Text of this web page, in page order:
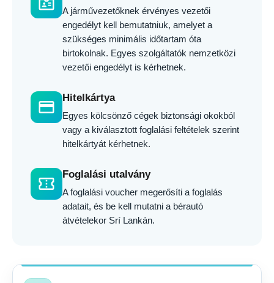
A járművezetőknek érvényes vezetői
engedélyt kell bemutatniuk, amelyet a
szükséges minimális időtartam óta
birtokolnak. Egyes szolgáltatók nemzetközi
vezetői engedélyt is kérhetnek.
credit_card
Hitelkártya
Egyes kölcsönző cégek biztonsági okokból
vagy a kiválasztott foglalási feltételek szerint
hitelkártyát kérhetnek.
confirmation_number
Foglalási utalvány
A foglalási voucher megerősíti a foglalás
adatait, és be kell mutatni a bérautó
átvételekor Srí Lankán.